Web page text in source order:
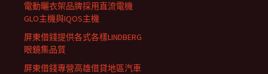
電動曬衣架品牌採用直流電機
GLO主機與IQOS主機
屏東借錢提供各式各樣LINDBERG
眼鏡集品質
屏東借錢專營高雄借貸地區汽車